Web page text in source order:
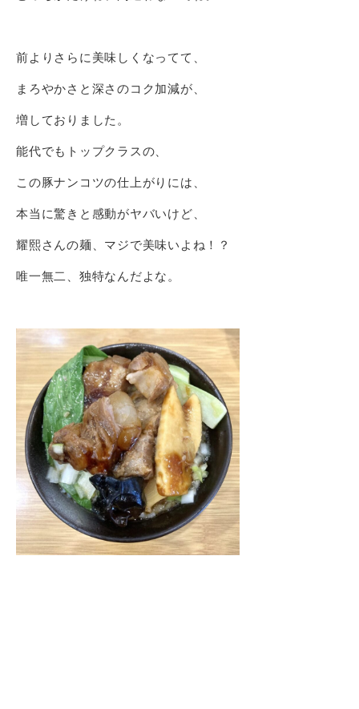
前よりさらに美味しくなってて、
まろやかさと深さのコク加減が、
増しておりました。
能代でもトップクラスの、
この豚ナンコツの仕上がりには、
本当に驚きと感動がヤバいけど、
耀熙さんの麺、マジで美味いよね！？
唯一無二、独特なんだよな。